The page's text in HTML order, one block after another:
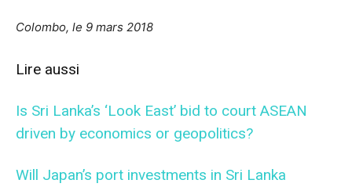
Colombo, le 9 mars 2018
Lire aussi
Is Sri Lanka’s ‘Look East’ bid to court ASEAN
driven by economics or geopolitics?
Will Japan’s port investments in Sri Lanka